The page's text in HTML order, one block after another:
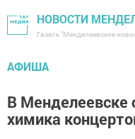
НОВОСТИ
Газета "Менделеевские
АФИША
В Менделеевске
химика